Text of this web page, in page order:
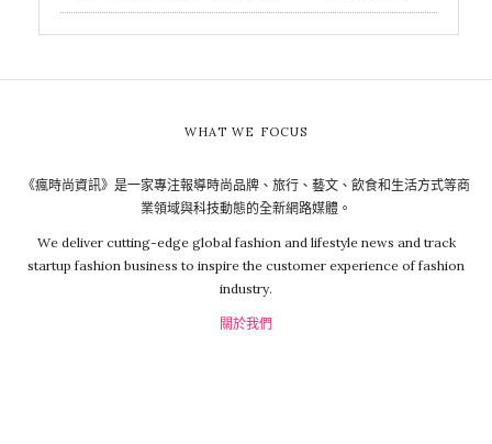
WHAT WE FOCUS
《瘋時尚資訊》是一家專注報導時尚品牌、旅行、藝文、飲食和生活方式等商
業領域與科技動態的全新網路媒體。
We deliver cutting-edge global fashion and lifestyle news and track
startup fashion business to inspire the customer experience of fashion
industry.
關於我們